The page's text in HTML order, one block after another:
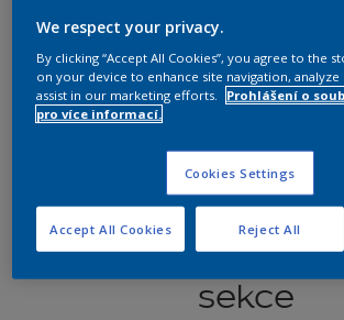
Najít výrobek v tomto
Koordinovat
sekce
We respect your privacy.
By clicking “Accept All Cookies”, you agree to the
on your device to enhance site navigation, analyze
assist in our marketing efforts.
Prohlášení o
pro více informací.
Cookies Settings
Reject All
Accept All Cookies